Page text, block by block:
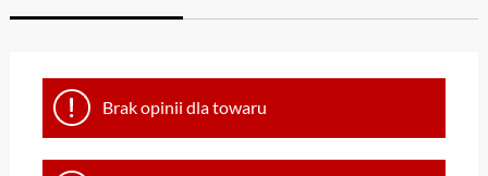
Brak opinii dla towaru